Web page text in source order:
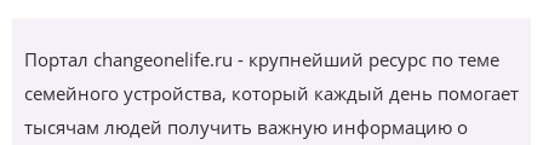
Портал changeonelife.ru - крупнейший ресурс по теме
семейного устройства, который каждый день помогает
тысячам людей получить важную информацию о